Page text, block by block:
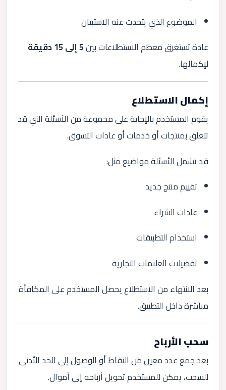
الموضوع الذي يتحدث عنه الاستبيان
عادة تستغرق معظم الاستطلاعات بين5 إلى 15 دقيقة
لإكمالها.
إكمال الاستطلاع
يقوم المستخدم بالإجابة على مجموعة من الأسئلة التي قد
تتعلق بمنتجات أو خدمات أو عادات التسوق.
قد تشمل الأسئلة مواضيع مثل:
تقييم منتج جديد
عادات الشراء
استخدام التطبيقات
تفضيلات العلامات التجارية
بعد الانتهاء من الاستطلاع يحصل المستخدم على المكافأة
مباشرة داخل التطبيق.
سحب الأرباح
بعد جمع عدد معين من النقاط أو الوصول إلى الحد الأدنى
للسحب، يمكن للمستخدم تحويل أرباحه إلى أموال.